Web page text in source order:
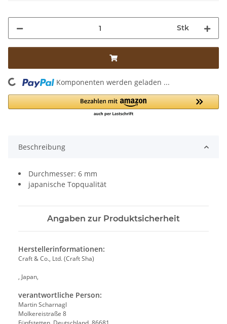
Stk
Komponenten werden geladen ...
Beschreibung
Durchmesser: 6 mm
japanische Topqualität
Angaben zur Produktsicherheit
Herstellerinformationen:
Craft & Co., Ltd. (Craft Sha)
, Japan,
verantwortliche Person:
Martin Scharnagl
Molkereistraße 8